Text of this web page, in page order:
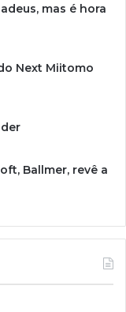
mas é hora
Next Miitomo
Ballmer, revê a